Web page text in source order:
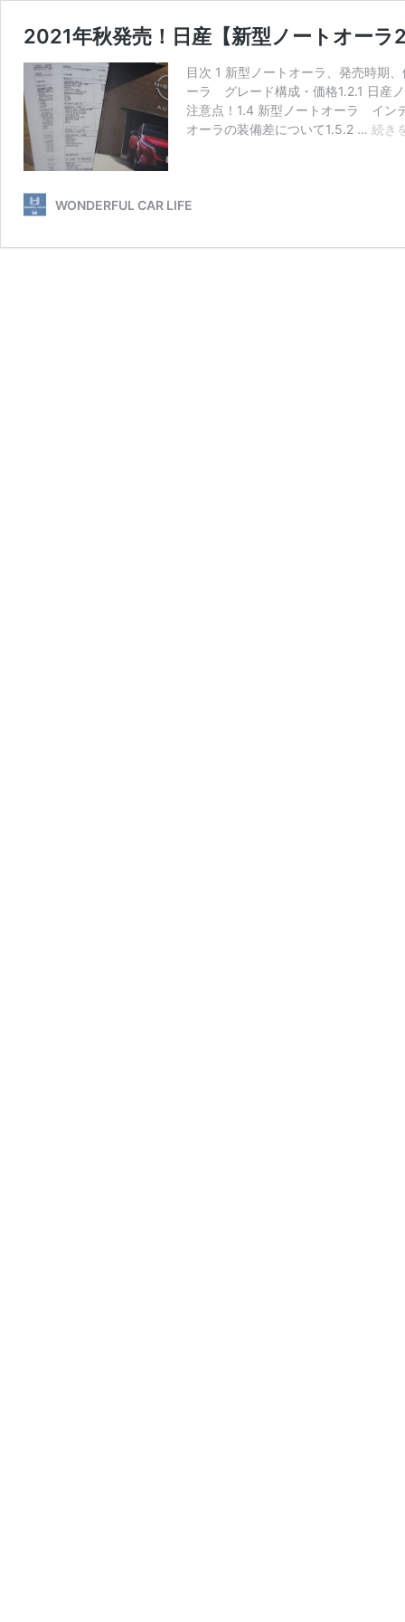
2021年秋発売！日産【新型ノートオー
目次 1 新型ノートオーラ、発売時期
ーラ グレード構成・価格1.2.1 日産
注意点！1.4 新型ノートオーラ イン
オーラの装備差について1.5.2 … 続き
WONDERFUL CAR LIFE